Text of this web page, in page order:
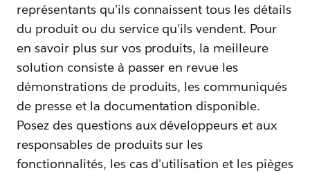
représentants qu'ils connaissent tous les détails
du produit ou du service qu'ils vendent. Pour
en savoir plus sur vos produits, la meilleure
solution consiste à passer en revue les
démonstrations de produits, les communiqués
de presse et la documentation disponible.
Posez des questions aux développeurs et aux
responsables de produits sur les
fonctionnalités, les cas d'utilisation et les pièges